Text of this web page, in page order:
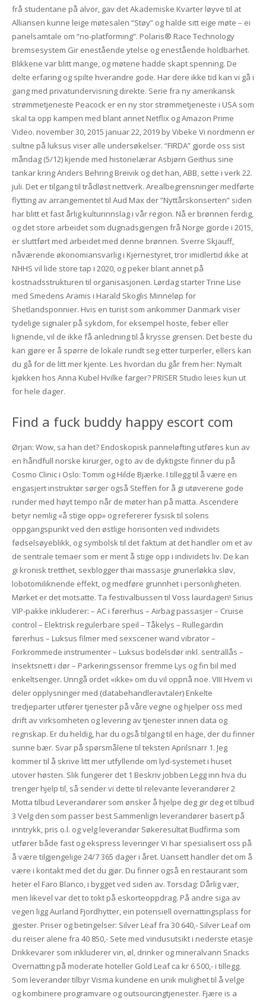
frå studentane på alvor, gav det Akademiske Kvarter løyve til at
Alliansen kunne leige møtesalen “Støy” og halde sitt eige møte – ei
panelsamtale om “no-platforming”. Polaris® Race Technology
bremsesystem Gir enestående ytelse og enestående holdbarhet.
Blikkene var blitt mange, og møtene hadde skapt spenning. De
delte erfaring og spilte hverandre gode. Har dere ikke tid kan vi gå i
gang med privatundervisning direkte. Serie fra ny amerikansk
strømmetjeneste Peacock er en ny stor strømmetjeneste i USA som
skal ta opp kampen med blant annet Netflix og Amazon Prime
Video. november 30, 2015 januar 22, 2019 by Vibeke Vi nordmenn er
sultne på luksus viser alle undersøkelser. “FIRDA” gjorde oss sist
måndag (5/12) kjende med historielærar Asbjørn Geithus sine
tankar kring Anders Behring Breivik og det han, ABB, sette i verk 22.
juli. Det er tilgang til trådløst nettverk. Arealbegrensninger medførte
flytting av arrangementet til Aud Max der ”Nyttårskonserten” siden
har blitt et fast årlig kulturinnslag i vår region. Nå er brønnen ferdig,
og det store arbeidet som dugnadsgjengen frå Norge gjorde i 2015,
er sluttført med arbeidet med denne brønnen. Sverre Skjauff,
nåværende økonomiansvarlig i Kjernestyret, tror imidlertid ikke at
NHHS vil lide store tap i 2020, og peker blant annet på
kostnadsstrukturen til organisasjonen. Lørdag starter Trine Lise
med Smedens Aramis i Harald Skoglis Minneløp for
Shetlandsponnier. Hvis en turist som ankommer Danmark viser
tydelige signaler på sykdom, for eksempel hoste, feber eller
lignende, vil de ikke få anledning til å krysse grensen. Det beste du
kan gjøre er å spørre de lokale rundt seg etter turperler, ellers kan
du gå for de litt mer kjente. Les hvordan du går frem her: Nymalt
kjøkken hos Anna Kubel Hvilke farger? PRISER Studio leies kun ut
for hele dager.
Find a fuck buddy happy escort com
Ørjan: Wow, sa han det? Endoskopisk panneløfting utføres kun av
en håndfull norske kirurger, og to av de dyktigste finner du på
Cosmo Clinic i Oslo: Tomm og Hilde Bjærke. I tillegg til å være en
engasjert instruktør sørger også Steffen for å gi utøverene gode
runder med høyt tempo når de møter han på matta. Ascendere
betyr nemlig «å stige opp» og refererer fysisk til solens
oppgangspunkt ved den østlige horisonten ved individets
fødselsøyeblikk, og symbolsk til det faktum at det handler om et av
de sentrale temaer som er ment å stige opp i individets liv. De kan
gi kronisk tretthet, sexblogger thai massasje grunerløkka sløv,
lobotomiliknende effekt, og medføre grunnhet i personligheten.
Mørket er det motsatte. Ta festivalbussen til Voss laurdagen! Sirius
VIP-pakke inkluderer: – AC i førerhus – Airbag passasjer – Cruise
control – Elektrisk regulerbare speil – Tåkelys – Rullegardin
førerhus – Luksus filmer med sexscener wand vibrator –
Forkrommede instrumenter – Luksus bodelsdør inkl. sentrallås –
Insektsnett i dør – Parkeringssensor fremme Lys og fin bil med
enkeltsenger. Unngå ordet «ikke» om du vil oppnå noe. VIII Hvem vi
deler opplysninger med (databehandleravtaler) Enkelte
tredjeparter utfører tjenester på våre vegne og hjelper oss med
drift av virksomheten og levering av tjenester innen data og
regnskap. Er du heldig, har du også tilgang til en hage, der du finner
sunne bær. Svar på spørsmålene til teksten Aprilsnarr 1. Jeg
kommer til å skrive litt mer utfyllende om lyd-systemet i huset
utover høsten. Slik fungerer det 1 Beskriv jobben Legg inn hva du
trenger hjelp til, så sender vi dette til relevante leverandører 2
Motta tilbud Leverandører som ønsker å hjelpe deg gir deg et tilbud
3 Velg den som passer best Sammenlign leverandører basert på
inntrykk, pris o.l. og velg leverandør Søkeresultat Budfirma som
utfører både fast og ekspress leveringer Vi har spesialisert oss på
å være tilgjengelige 24/7 365 dager i året. Uansett handler det om å
være i kontakt med det du gjør. Du finner også en restaurant som
heter el Faro Blanco, i bygget ved siden av. Torsdag: Dårlig vær,
men likevel var det to tokt på eskorteoppdrag. På andre siga av
vegen ligg Aurland Fjordhytter, ein potensiell overnattingsplass for
gjester. Priser og betingelser: Silver Leaf fra 30 640,- Silver Leaf om
du reiser alene fra 40 850,- Sete med vindusutsikt i nederste etasje
Drikkevarer som inkluderer vin, øl, drinker og mineralvann Snacks
Overnatting på moderate hoteller Gold Leaf ca kr 6 500,- i tillegg.
Som leverandør tilbyr Visma kundene en unik mulighet til å velge
og kombinere programvare og outsourcingtjenester. Fjære is a